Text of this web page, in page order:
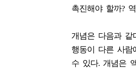
촉진해야 할까?
개념은 다음과 같
행동이 다른 사
수 있다. 개념은